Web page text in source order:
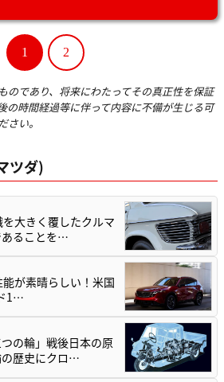
1 2
のであり、将来にわたってその真正性を保証
の時間経過等に伴って内容に不備が生じる可
い。
ツダ)
大きく覆したクルマ
あることを…
が素晴らしい！米国
1…
の輪」戦後日本の原
歴史にクロ…